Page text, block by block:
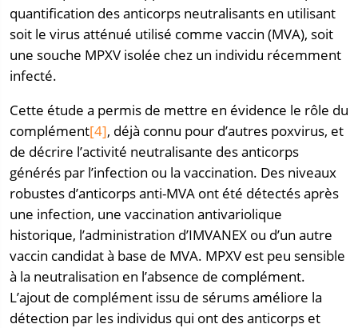
quantification des anticorps neutralisants en utilisant
soit le virus atténué utilisé comme vaccin (MVA), soit
une souche MPXV isolée chez un individu récemment
infecté.
Cette étude a permis de mettre en évidence le rôle du
complément[4], déjà connu pour d’autres poxvirus, et
de décrire l’activité neutralisante des anticorps
générés par l’infection ou la vaccination. Des niveaux
robustes d’anticorps anti-MVA ont été détectés après
une infection, une vaccination antivariolique
historique, l’administration d’IMVANEX ou d’un autre
vaccin candidat à base de MVA. MPXV est peu sensible
à la neutralisation en l’absence de complément.
L’ajout de complément issu de sérums améliore la
détection par les individus qui ont des anticorps et